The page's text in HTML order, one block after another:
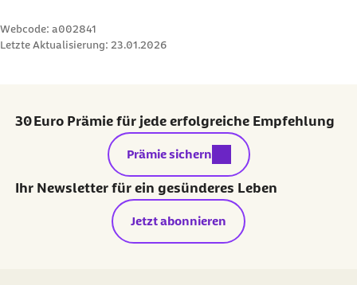
Webcode: a002841
Letzte Aktualisierung: 23.01.2026
30 Euro Prämie für jede erfolgreiche Empfehlung
externer Link:
Prämie sichern
Ihr Newsletter für ein gesünderes Leben
Jetzt abonnieren